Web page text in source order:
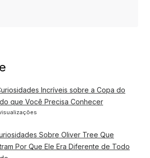
Incríveis sobre a Copa do
que Você Precisa Conhecer
Sobre Oliver Tree Que
Por Que Ele Era Diferente de Todo